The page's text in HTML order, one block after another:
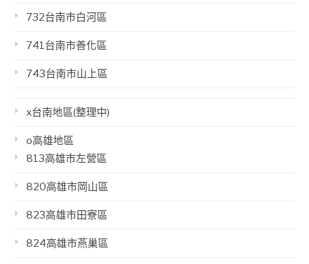
732台南市白河區
741台南市善化區
743台南市山上區
x台南地區(整理中)
o高雄地區
813高雄市左營區
820高雄市岡山區
823高雄市田寮區
824高雄市燕巢區